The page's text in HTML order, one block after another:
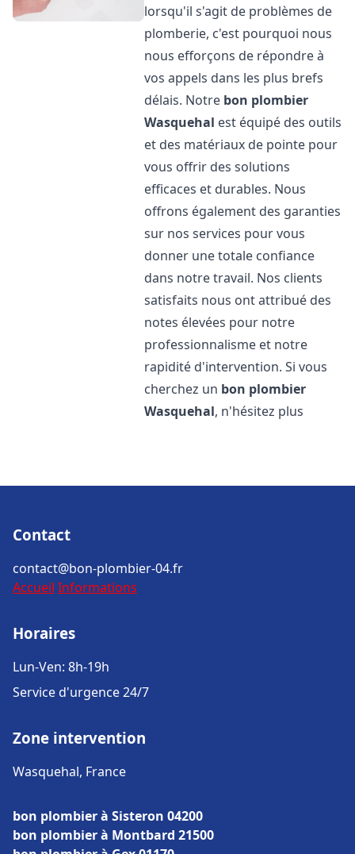
lorsqu'il s'agit de problèmes de
plomberie, c'est pourquoi nous
nous efforçons de répondre à
vos appels dans les plus brefs
délais. Notre bon plombier
Wasquehal est équipé des outils
et des matériaux de pointe pour
vous offrir des solutions
efficaces et durables. Nous
offrons également des garanties
sur nos services pour vous
donner une totale confiance
dans notre travail. Nos clients
satisfaits nous ont attribué des
notes élevées pour notre
professionnalisme et notre
rapidité d'intervention. Si vous
cherchez un bon plombier
Wasquehal, n'hésitez plus
Contact
contact@bon-plombier-04.fr
Accueil Informations
Horaires
Lun-Ven: 8h-19h
Service d'urgence 24/7
Zone intervention
Wasquehal, France
bon plombier à Sisteron 04200
bon plombier à Montbard 21500